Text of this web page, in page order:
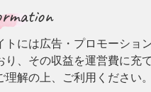
トには広告・プロモーショ
り、その収益を運営費に充
理解の上、ご利用ください。